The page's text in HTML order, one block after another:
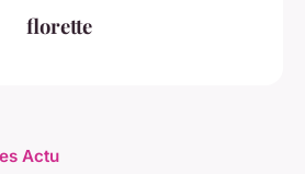
florette
Actu